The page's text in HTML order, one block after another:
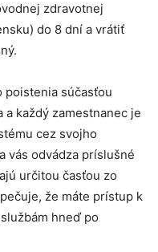
zdravotnej
do 8 dní a vrátiť
poistenia súčasťou
každý zamestnanec je
cez svojho
vás odvádza príslušné
určitou časťou zo
že máte prístup k
hneď po